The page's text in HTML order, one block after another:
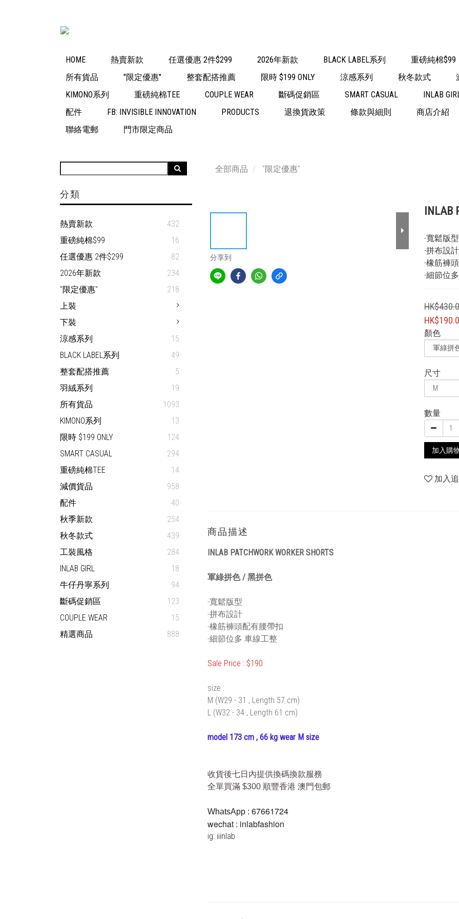
HOME 熱賣新款 任選優惠 2件$299 2026年新款 BLACK LABEL系列
重磅純棉$99
所有貨品
"限定優惠" 整套配搭推薦 限時 $199 ONLY 涼感系列 秋冬款式
KIMONO系列
重磅純棉TEE COUPLE WEAR 斷碼促銷區 SMART CASUAL
INLAB
配件
FB: INVISIBLE INNOVATION PRODUCTS 退換貨政策 條款與細則
商店介紹
聯絡電郵
門市限定商品
分類
熱賣新款
432
重磅純棉$99
16
任選優惠 2件$299
82
2026年新款
234
"限定優惠"
218
上裝
下裝
涼感系列
15
BLACK LABEL系列
49
整套配搭推薦
5
羽絨系列
19
所有貨品
1093
KIMONO系列
13
限時 $199 ONLY
124
SMART CASUAL
294
重磅純棉TEE
14
減價貨品
958
配件
40
秋季新款
254
秋冬款式
439
工裝風格
284
INLAB GIRL
18
牛仔丹寧系列
94
斷碼促銷區
123
COUPLE WEAR
15
精選商品
888
全部商品 "限定優惠"
分享到
INLAB
-寬鬆版型
-拼布設計
-橡筋褲
-細節位
顏色
尺寸
數量
加入購
加入
商品描述
INLAB PATCHWORK WORKER SHORTS
軍綠拼色 / 黑拼色
-寬鬆版型
-拼布設計
-橡筋褲頭配有腰帶扣
-細節位多 車線工整
Sale Price : $190
size :
M (W29 - 31 , Length 57 cm)
L (W32 - 34 , Length 61 cm)
model 173 cm , 66 kg wear M size
收貨後七日內提供換碼換款服務
全單買滿 $300 順豐香港 澳門包郵
WhatsApp : 67661724
wechat : inlabfashion
ig: iiinlab